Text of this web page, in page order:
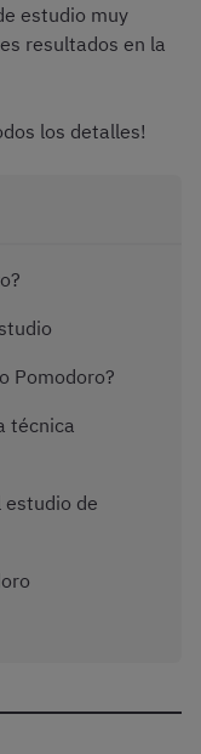
estudio muy
resultados en la
los detalles!
Pomodoro?
técnica
estudio de